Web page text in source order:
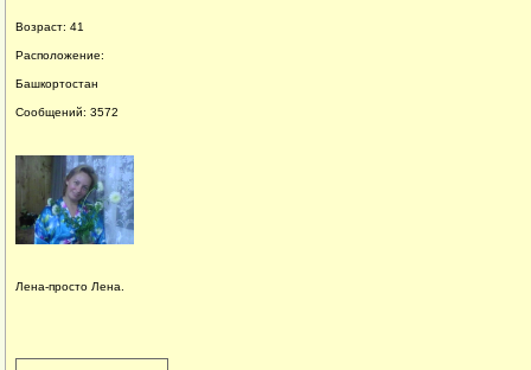
Возраст: 41
Расположение:
Башкортостан
Сообщений: 3572
Лена-просто Лена.